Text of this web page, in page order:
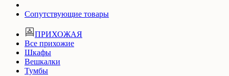
Сопутствующие товары
ПРИХОЖАЯ
Все прихожие
Шкафы
Вешкалки
Тумбы